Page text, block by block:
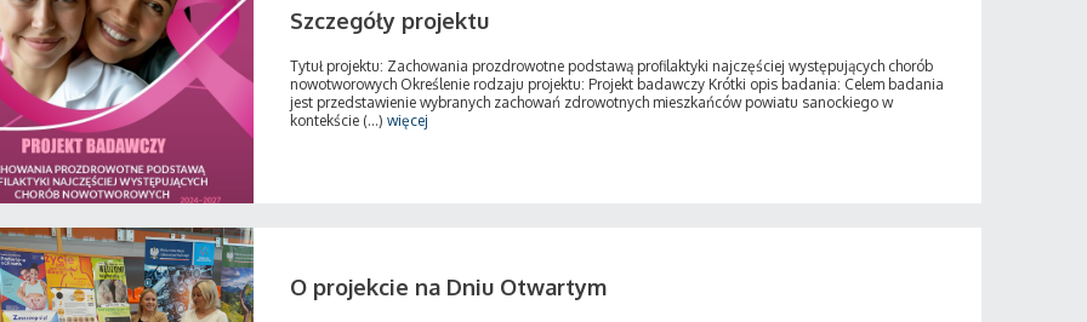
Szczegóły projektu
Tytuł projektu: Zachowania prozdrowotne podstawą profilaktyki najczęściej występujących chorób
nowotworowych Określenie rodzaju projektu: Projekt badawczy Krótki opis badania: Celem badania
jest przedstawienie wybranych zachowań zdrowotnych mieszkańców powiatu sanockiego w
kontekście (...) więcej
O projekcie na Dniu Otwartym